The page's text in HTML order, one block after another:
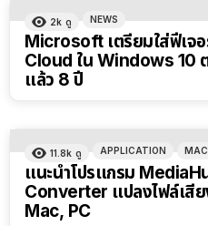
2k ดู NEWS
Microsoft เตรียมใส่ฟีเจ
Cloud ใน Windows 10
แล้ว 8 ปี
11.8k ดู APPLICATION MAC
แนะนำโปรแกรม
Converter แปลงไฟล์เสี
Mac, PC